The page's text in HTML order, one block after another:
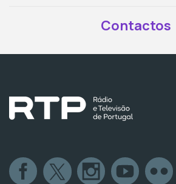
Contactos